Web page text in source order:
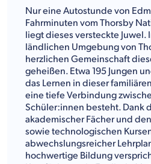
Nur eine Autostunde von
Fahrminuten vom Thorsby
liegt dieses versteckte Juwel.
ländlichen Umgebung von
herzlichen Gemeinschaft
geheißen. Etwa 195 Jungen
das Lernen in dieser
eine tiefe Verbindung
Schüler:innen besteht. Dank
akademischer Fächer und
sowie technologischen
abwechslungsreicher
hochwertige Bildung